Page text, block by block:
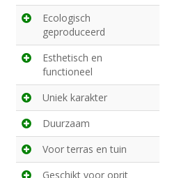
Ecologisch
geproduceerd
Esthetisch en
functioneel
Uniek karakter
Duurzaam
Voor terras en tuin
Geschikt voor oprit